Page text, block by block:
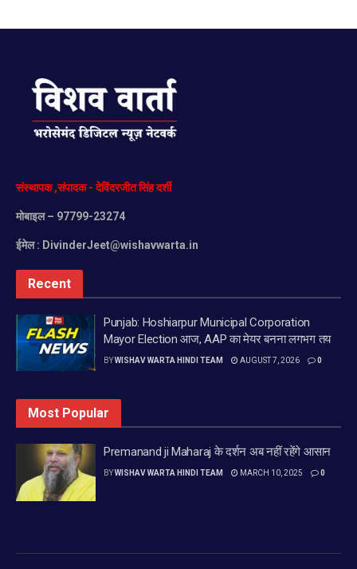
संस्थापक,संपादक-देविंदरजीतसिंहदर्शी
मोबाइल– 97799-23274
ईमेल : DivinderJeet@wishavwarta.in
Recent
Punjab: Hoshiarpur Municipal Corporation
Mayor Election आज, AAP का मेयर बनना लगभग तय
BYWISHAV WARTA HINDI TEAM AUGUST 7, 2026 0
Most Popular
Premanand ji Maharaj के दर्शन अब नहीं रहेंगे आसान
BYWISHAV WARTA HINDI TEAM MARCH 10, 2025 0